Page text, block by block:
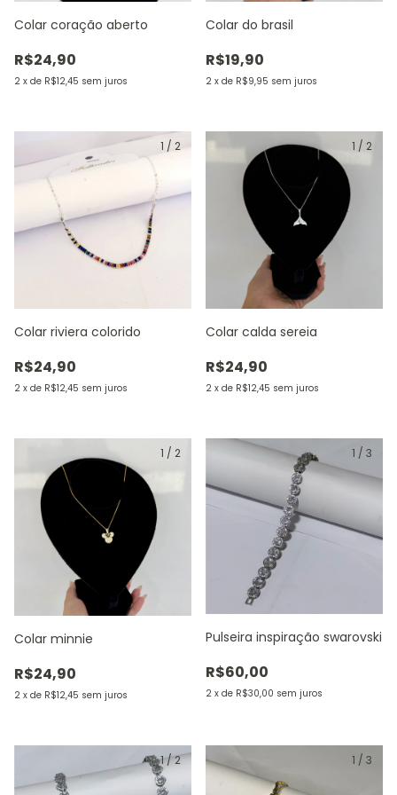
Colar coração aberto
R$24,90
2 x de R$12,45 sem juros
Colar do brasil
R$19,90
2 x de R$9,95 sem juros
1 / 2
Colar riviera colorido
R$24,90
2 x de R$12,45 sem juros
1 / 2
Colar calda sereia
R$24,90
2 x de R$12,45 sem juros
1 / 2
Colar minnie
R$24,90
2 x de R$12,45 sem juros
1 / 3
Pulseira inspiração swarovski
R$60,00
2 x de R$30,00 sem juros
1/2 1 / 3